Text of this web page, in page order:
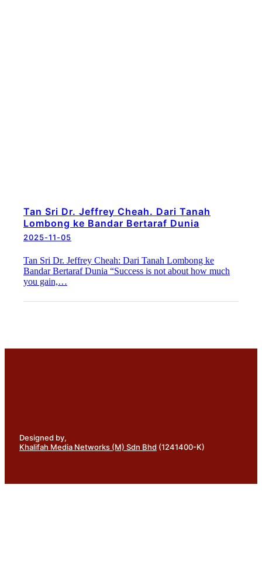
Tan Sri Dr. Jeffrey Cheah. Dari Tanah
Lombong ke Bandar Bertaraf Dunia
2025-11-05
Tan Sri Dr. Jeffrey Cheah: Dari Tanah Lombong ke
Bandar Bertaraf Dunia “Success is not about how much
you gain,…
Designed by,
Khalifah Media Networks (M) Sdn Bhd (1241400-K)